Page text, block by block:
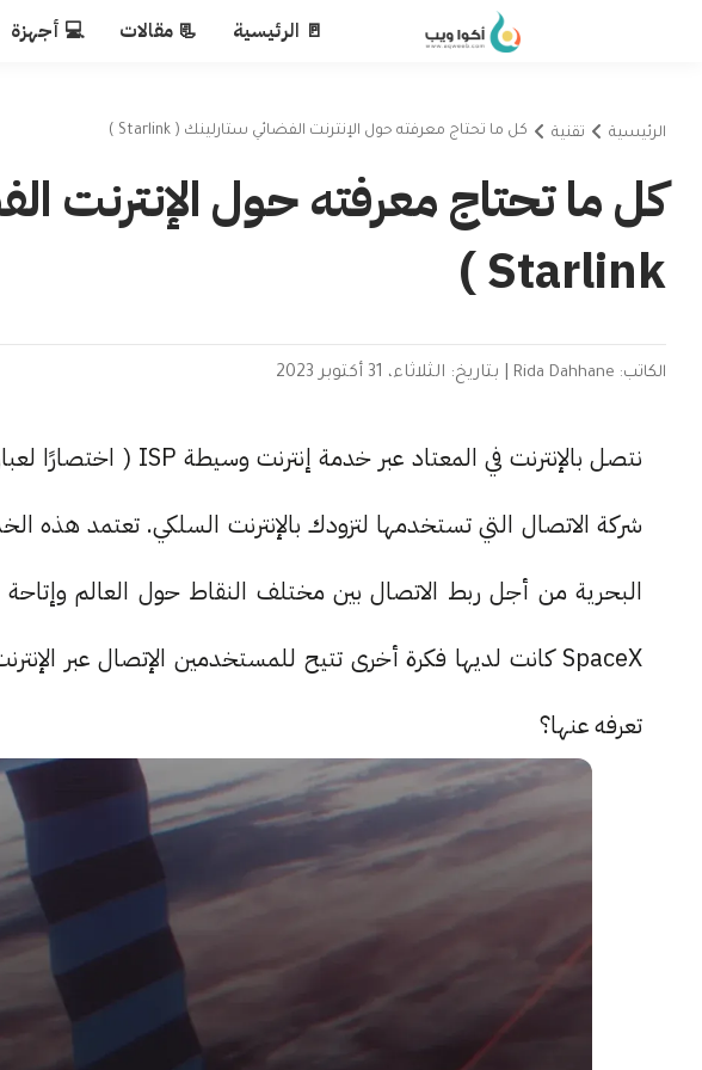
🚪 الرئيسية 📃 مقالات 💻 أجهزة
الرئيسية تقنية كل ما تحتاج معرفته حول الإنترنت الفضائي ستارلينك ( Starlink )
كل ما تحتاج معرفته حول الإنترنت
Starlink )
الكاتب: Rida Dahhane بتاريخ: الثلاثاء، 31 أكتوبر 2023
شركة الاتصال التي تستخدمها لتزودك بالإنترنت السلكي. تعتمد هذه
البحرية من أجل ربط الاتصال بين مختلف النقاط حول العالم وإتاحة
تعرفه عنها؟